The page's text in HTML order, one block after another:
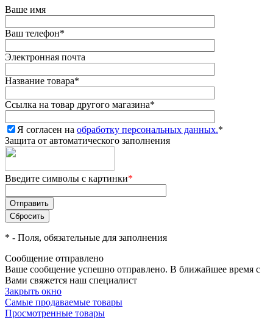
Ваше имя
Ваш телефон*
Электронная почта
Название товара*
Ссылка на товар другого магазина*
Я согласен на обработку персональных данных.*
Защита от автоматического заполнения
Введите символы с картинки*
* - Поля, обязательные для заполнения
Сообщение отправлено
Ваше сообщение успешно отправлено. В ближайшее время с
Вами свяжется наш специалист
Закрыть окно
Самые продаваемые товары
Просмотренные товары